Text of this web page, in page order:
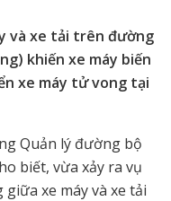
và xe tải trên đường
khiến xe máy biến
xe máy tử vong tại
Quản lý đường bộ
biết, vừa xảy ra vụ
xe máy và xe tải